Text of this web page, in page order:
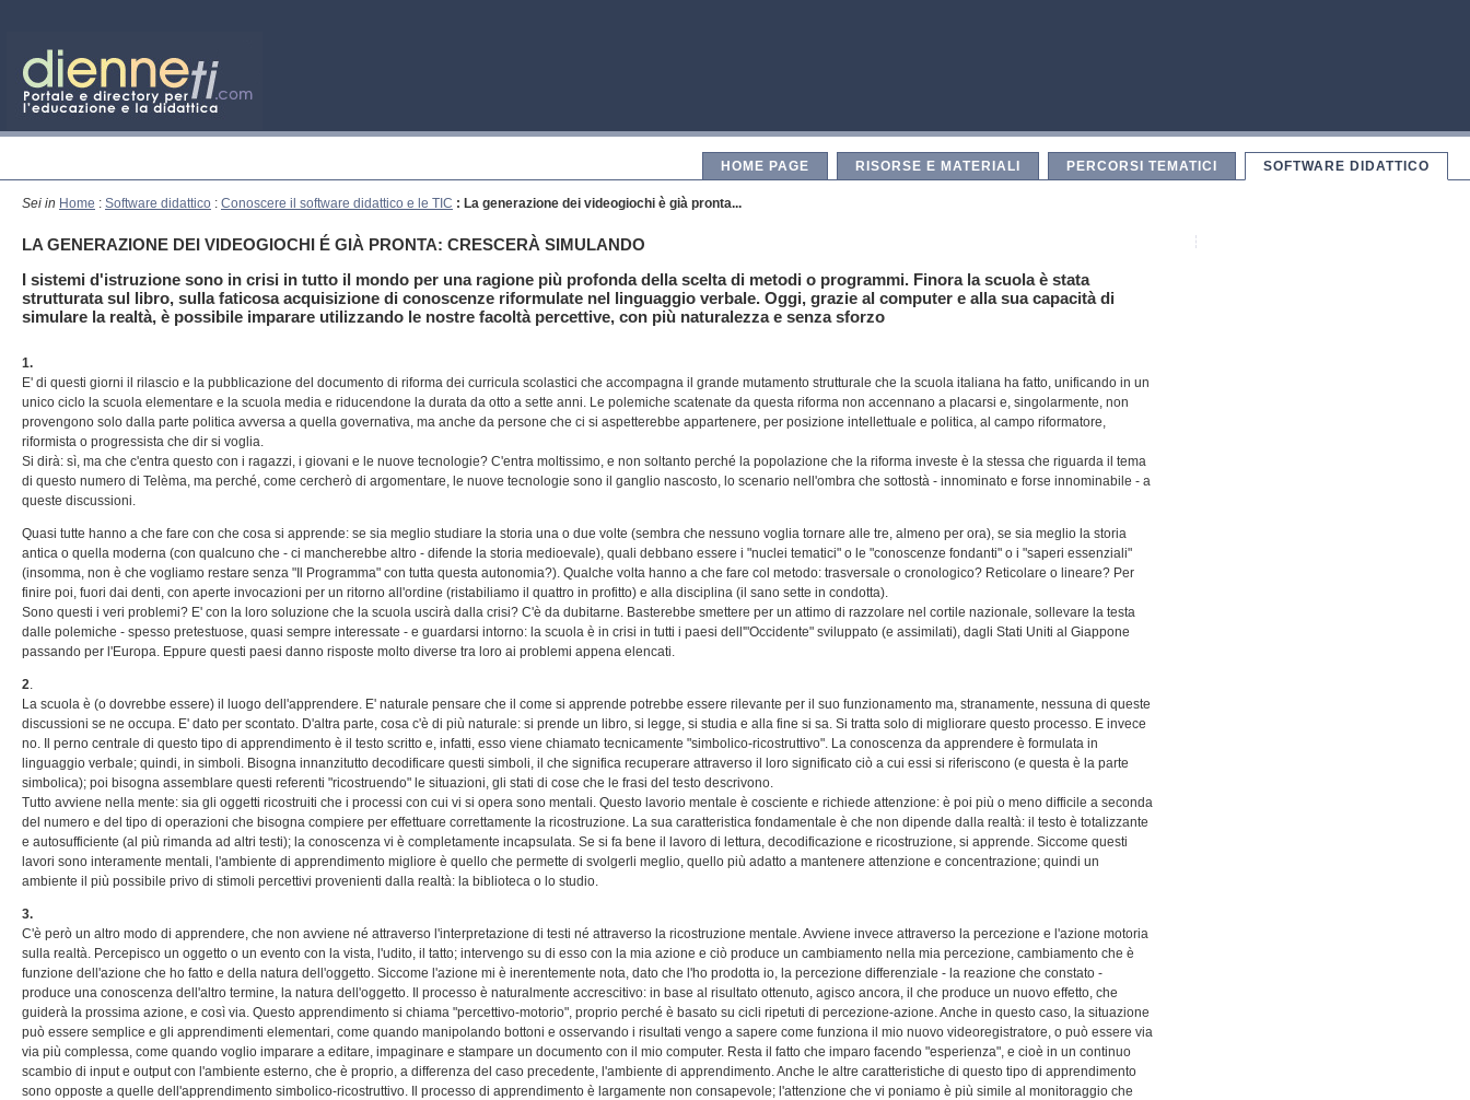
HOME PAGE RISORSE E MATERIALI PERCORSI TEMATICI SOFTWARE DIDATTICO
Sei in Home : Software didattico : Conoscere il software didattico e le TIC : La generazione dei videogiochi è già pronta...
LA GENERAZIONE DEI VIDEOGIOCHI É GIÀ PRONTA: CRESCERÀ SIMULANDO
I sistemi d'istruzione sono in crisi in tutto il mondo per una ragione più profonda della scelta di metodi o programmi. Finora la scuola è stata
strutturata sul libro, sulla faticosa acquisizione di conoscenze riformulate nel linguaggio verbale. Oggi, grazie al computer e alla sua capacità di
simulare la realtà, è possibile imparare utilizzando le nostre facoltà percettive, con più naturalezza e senza sforzo
1.
E' di questi giorni il rilascio e la pubblicazione del documento di riforma dei curricula scolastici che accompagna il grande mutamento strutturale che la scuola italiana ha fatto, unificando in un
unico ciclo la scuola elementare e la scuola media e riducendone la durata da otto a sette anni. Le polemiche scatenate da questa riforma non accennano a placarsi e, singolarmente, non
provengono solo dalla parte politica avversa a quella governativa, ma anche da persone che ci si aspetterebbe appartenere, per posizione intellettuale e politica, al campo riformatore,
riformista o progressista che dir si voglia.
Si dirà: sì, ma che c'entra questo con i ragazzi, i giovani e le nuove tecnologie? C'entra moltissimo, e non soltanto perché la popolazione che la riforma investe è la stessa che riguarda il tema
di questo numero di Telèma, ma perché, come cercherò di argomentare, le nuove tecnologie sono il ganglio nascosto, lo scenario nell'ombra che sottostà - innominato e forse innominabile - a
queste discussioni.
Quasi tutte hanno a che fare con che cosa si apprende: se sia meglio studiare la storia una o due volte (sembra che nessuno voglia tornare alle tre, almeno per ora), se sia meglio la storia
antica o quella moderna (con qualcuno che - ci mancherebbe altro - difende la storia medioevale), quali debbano essere i "nuclei tematici" o le "conoscenze fondanti" o i "saperi essenziali"
(insomma, non è che vogliamo restare senza "Il Programma" con tutta questa autonomia?). Qualche volta hanno a che fare col metodo: trasversale o cronologico? Reticolare o lineare? Per
finire poi, fuori dai denti, con aperte invocazioni per un ritorno all'ordine (ristabiliamo il quattro in profitto) e alla disciplina (il sano sette in condotta).
Sono questi i veri problemi? E' con la loro soluzione che la scuola uscirà dalla crisi? C'è da dubitarne. Basterebbe smettere per un attimo di razzolare nel cortile nazionale, sollevare la testa
dalle polemiche - spesso pretestuose, quasi sempre interessate - e guardarsi intorno: la scuola è in crisi in tutti i paesi dell'"Occidente" sviluppato (e assimilati), dagli Stati Uniti al Giappone
passando per l'Europa. Eppure questi paesi danno risposte molto diverse tra loro ai problemi appena elencati.
2.
La scuola è (o dovrebbe essere) il luogo dell'apprendere. E' naturale pensare che il come si apprende potrebbe essere rilevante per il suo funzionamento ma, stranamente, nessuna di queste
discussioni se ne occupa. E' dato per scontato. D'altra parte, cosa c'è di più naturale: si prende un libro, si legge, si studia e alla fine si sa. Si tratta solo di migliorare questo processo. E invece
no. Il perno centrale di questo tipo di apprendimento è il testo scritto e, infatti, esso viene chiamato tecnicamente "simbolico-ricostruttivo". La conoscenza da apprendere è formulata in
linguaggio verbale; quindi, in simboli. Bisogna innanzitutto decodificare questi simboli, il che significa recuperare attraverso il loro significato ciò a cui essi si riferiscono (e questa è la parte
simbolica); poi bisogna assemblare questi referenti "ricostruendo" le situazioni, gli stati di cose che le frasi del testo descrivono.
Tutto avviene nella mente: sia gli oggetti ricostruiti che i processi con cui vi si opera sono mentali. Questo lavorio mentale è cosciente e richiede attenzione: è poi più o meno difficile a seconda
del numero e del tipo di operazioni che bisogna compiere per effettuare correttamente la ricostruzione. La sua caratteristica fondamentale è che non dipende dalla realtà: il testo è totalizzante
e autosufficiente (al più rimanda ad altri testi); la conoscenza vi è completamente incapsulata. Se si fa bene il lavoro di lettura, decodificazione e ricostruzione, si apprende. Siccome questi
lavori sono interamente mentali, l'ambiente di apprendimento migliore è quello che permette di svolgerli meglio, quello più adatto a mantenere attenzione e concentrazione; quindi un
ambiente il più possibile privo di stimoli percettivi provenienti dalla realtà: la biblioteca o lo studio.
3.
C'è però un altro modo di apprendere, che non avviene né attraverso l'interpretazione di testi né attraverso la ricostruzione mentale. Avviene invece attraverso la percezione e l'azione motoria
sulla realtà. Percepisco un oggetto o un evento con la vista, l'udito, il tatto; intervengo su di esso con la mia azione e ciò produce un cambiamento nella mia percezione, cambiamento che è
funzione dell'azione che ho fatto e della natura dell'oggetto. Siccome l'azione mi è inerentemente nota, dato che l'ho prodotta io, la percezione differenziale - la reazione che constato -
produce una conoscenza dell'altro termine, la natura dell'oggetto. Il processo è naturalmente accrescitivo: in base al risultato ottenuto, agisco ancora, il che produce un nuovo effetto, che
guiderà la prossima azione, e così via. Questo apprendimento si chiama "percettivo-motorio", proprio perché è basato su cicli ripetuti di percezione-azione. Anche in questo caso, la situazione
può essere semplice e gli apprendimenti elementari, come quando manipolando bottoni e osservando i risultati vengo a sapere come funziona il mio nuovo videoregistratore, o può essere via
via più complessa, come quando voglio imparare a editare, impaginare e stampare un documento con il mio computer. Resta il fatto che imparo facendo "esperienza", e cioè in un continuo
scambio di input e output con l'ambiente esterno, che è proprio, a differenza del caso precedente, l'ambiente di apprendimento. Anche le altre caratteristiche di questo tipo di apprendimento
sono opposte a quelle dell'apprendimento simbolico-ricostruttivo. Il processo di apprendimento è largamente non consapevole; l'attenzione che vi poniamo è più simile al monitoraggio che